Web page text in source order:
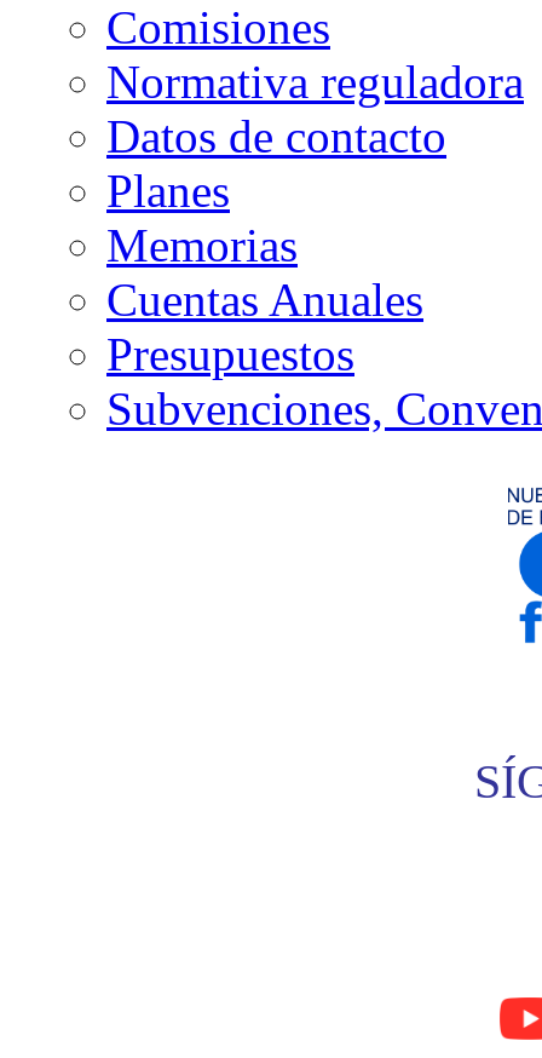
Comisiones
Normativa reguladora
Datos de contacto
Planes
Memorias
Cuentas Anuales
Presupuestos
Subvenciones,